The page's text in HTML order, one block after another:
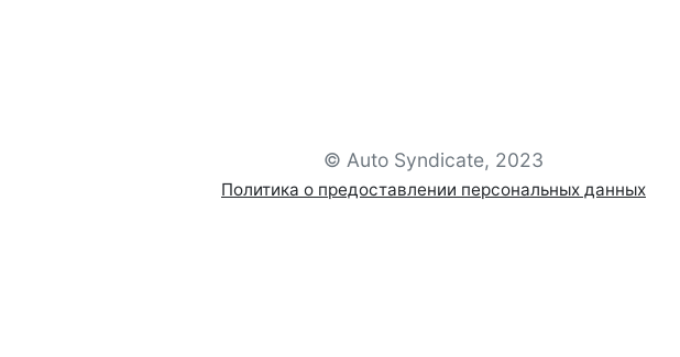
© Auto Syndicate, 2023
Политика о предоставлении персональных данных